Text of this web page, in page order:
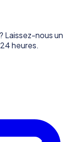
Laissez-nous un
heures.